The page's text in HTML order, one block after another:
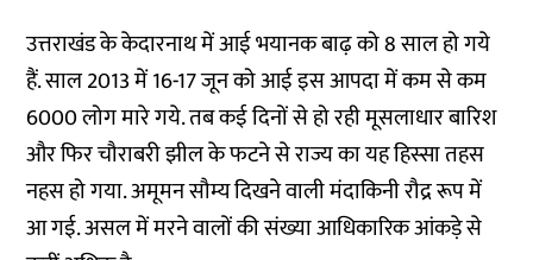
उत्तराखंड के केदारनाथ में आई भयानक बाढ़ को 8 साल हो गये
हैं. साल 2013 में 16-17 जून को आई इस आपदा में कम से कम
6000 लोग मारे गये. तब कई दिनों से हो रही मूसलाधार बारिश
और फिर चौराबरी झील के फटने से राज्य का यह हिस्सा तहस
नहस हो गया. अमूमन सौम्य दिखने वाली मंदाकिनी रौद्र रूप में
आ गई. असल में मरने वालों की संख्या आधिकारिक आंकड़े से